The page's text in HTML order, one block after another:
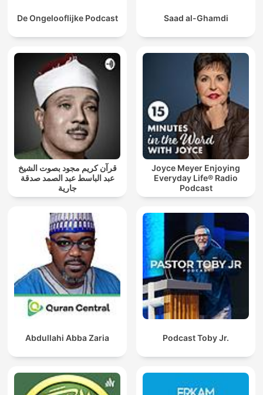
De Ongelooflijke Podcast Saad al-Ghamdi
قرآن كريم مجود بصوت الشيخ
عبد الباسط عبد الصمد صدقة
جارية
Joyce Meyer Enjoying
Everyday Life® Radio
Podcast
Abdullahi Abba Zaria Podcast Toby Jr.